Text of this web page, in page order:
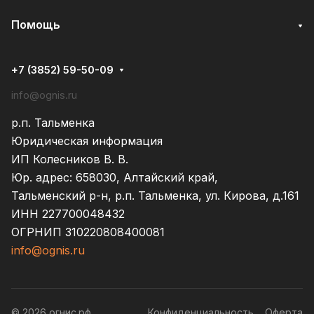
Помощь
+7 (3852) 59-50-09
info@ognis.ru
р.п. Тальменка
Юридическая информация
ИП Колесников В. В.
Юр. адрес: 658030, Алтайский край,
Тальменский р-н, р.п. Тальменка, ул. Кирова, д.161
ИНН 227700048432
ОГРНИП 310220808400081
info@ognis.ru